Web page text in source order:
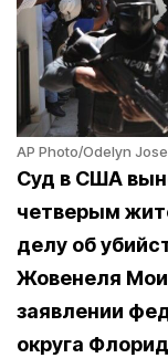
AP Photo/Odelyn
Суд в США
четверым
делу об
Жовенеля
заявлении
округа